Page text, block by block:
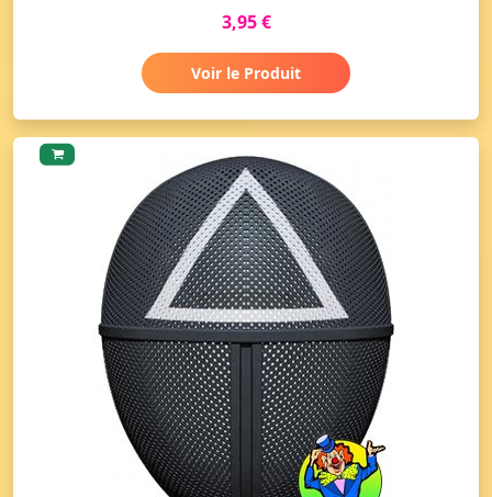
3,95 €
Voir le Produit